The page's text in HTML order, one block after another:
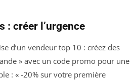
: créer l’urgence
d’un vendeur top 10 : créez des
» avec un code promo pour une
: « -20% sur votre première